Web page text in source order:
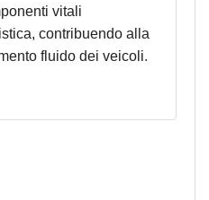
vitali
contribuendo alla
fluido dei veicoli.